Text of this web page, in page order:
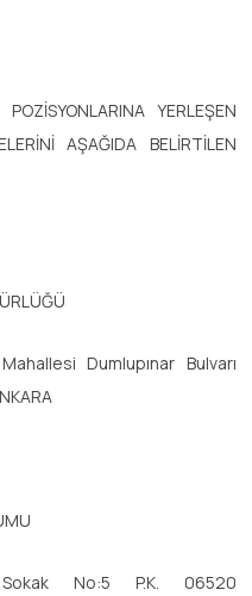
YERLEŞEN
AŞAĞIDA BELİRTİLEN
Dumlupınar Bulvarı
No:5 P.K. 06520